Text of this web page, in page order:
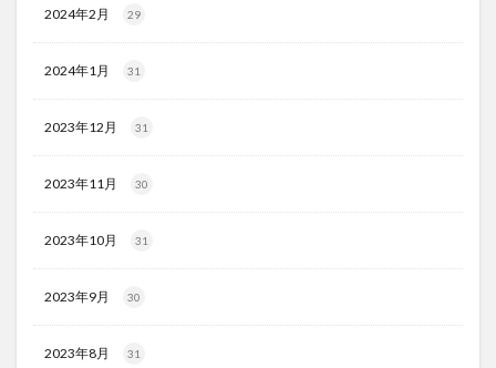
2024年2月 29
2024年1月 31
2023年12月 31
2023年11月 30
2023年10月 31
2023年9月 30
2023年8月 31